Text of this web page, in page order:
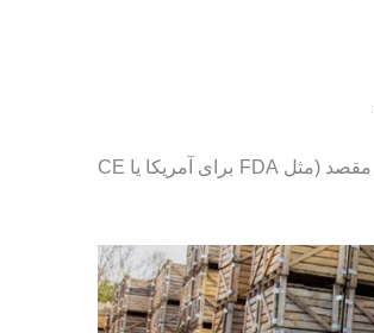
نکته: برای صادرات موفق، بسته‌بندی باید استانداردهای کشور مقصد (مثل FDA برای آمریکا یا CE